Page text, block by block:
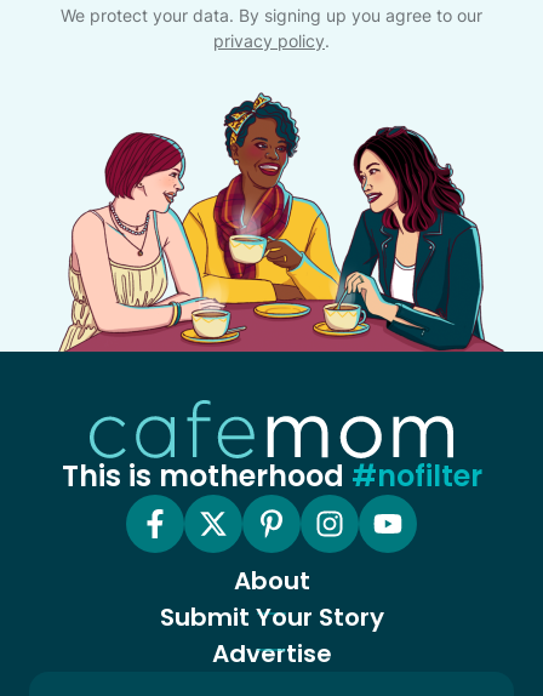
We protect your data. By signing up you agree to our
privacy policy.
This is motherhood #nofilter
About
Submit Your Story
Advertise